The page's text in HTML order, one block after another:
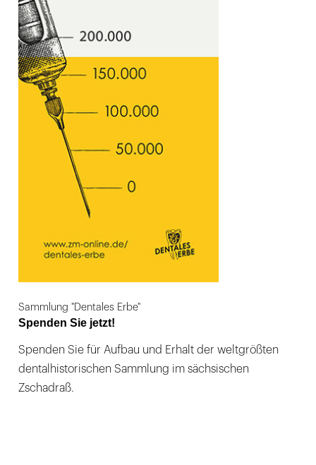
Sammlung "Dentales Erbe"
Spenden Sie jetzt!
Spenden Sie für Aufbau und Erhalt der weltgrößten
dentalhistorischen Sammlung im sächsischen
Zschadraß.